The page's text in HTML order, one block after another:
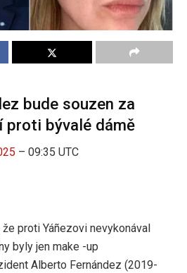
bude souzen za
proti bývalé dámě
– 09:35 UTC
proti Yáñezovi nevykonával
byly jen make -up
Alberto Fernández (2019-